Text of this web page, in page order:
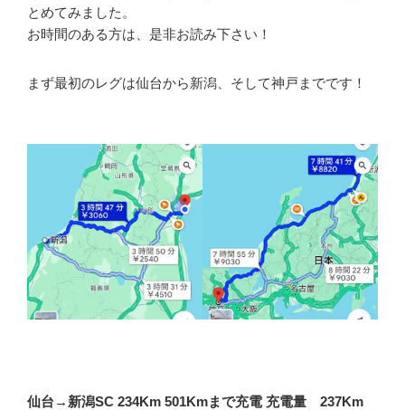
とめてみました。
お時間のある方は、是非お読み下さい！
まず最初のレグは仙台から新潟、そして神戸までです！
仙台→新潟SC 234Km 501Kmまで充電 充電量 237Km